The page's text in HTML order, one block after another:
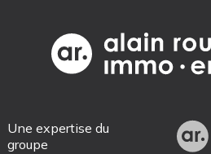
Une expertise du
groupe